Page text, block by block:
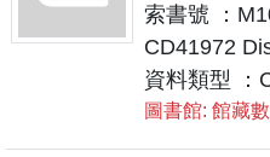
索書號 ：
CD41972
資料類型 ：
圖書館: 館藏